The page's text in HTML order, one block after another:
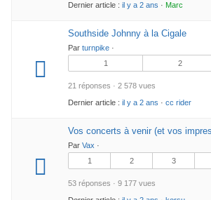
Dernier article : il y a 2 ans · Marc
Southside Johnny à la Cigale
Par turnpike ·
1
2
21 réponses · 2 578 vues
Dernier article : il y a 2 ans · cc rider
Vos concerts à venir (et vos
Par Vax ·
1
2 3
53 réponses · 9 177 vues